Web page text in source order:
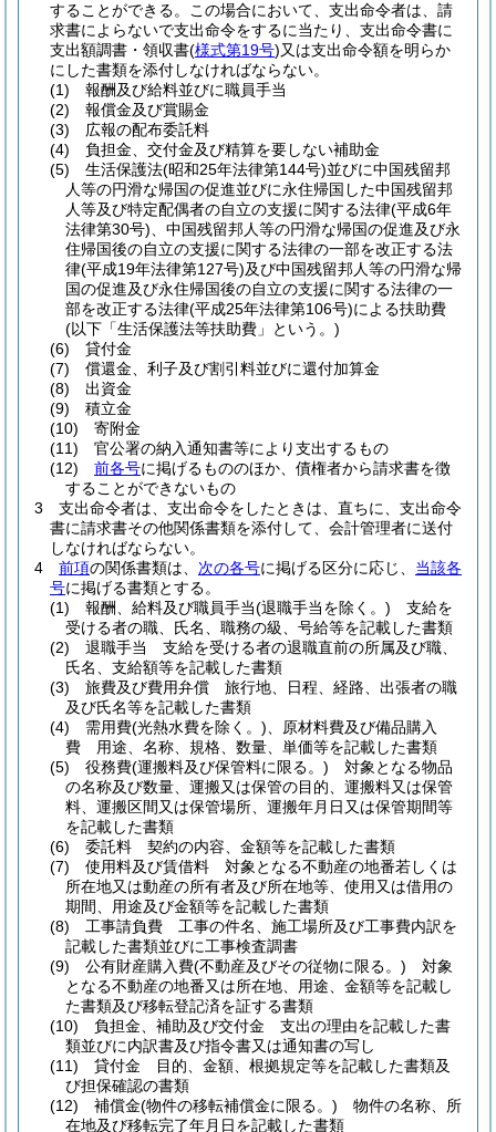
することができる。
この場合において、支出命令者は、請
求書によらないで支出命令をするに当たり、支出命令書に
支出額調書・領収書(様式第19号)又は支出命令額を明らか
にした書類を添付しなければならない。
(1)
報酬及び給料並びに職員手当
(2)
報償金及び賞賜金
(3)
広報の配布委託料
(4)
負担金、交付金及び精算を要しない補助金
(5)
生活保護法(昭和25年法律第144号)並びに中国残留邦
人等の円滑な帰国の促進並びに永住帰国した中国残留邦
人等及び特定配偶者の自立の支援に関する法律(平成6年
法律第30号) 、中国残留邦人等の円滑な帰国の促進及び永
住帰国後の自立の支援に関する法律の一部を改正する法
律(平成19年法律第127号)及び中国残留邦人等の円滑な帰
国の促進及び永住帰国後の自立の支援に関する法律の一
部を改正する法律(平成25年法律第106号)による扶助費
(以下「生活保護法等扶助費」という。)
(6)
貸付金
(7)
償還金、利子及び割引料並びに還付加算金
(8)
出資金
(9)
積立金
(10)
寄附金
(11)
官公署の納入通知書等により支出するもの
(12)
前各号に掲げるもののほか、債権者から請求書を徴
することができないもの
3
支出命令者は、支出命令をしたときは、直ちに、支出命令
書に請求書その他関係書類を添付して、会計管理者に送付
しなければならない。
4
前項の関係書類は、 次の各号に掲げる区分に応じ、 当該各
号に掲げる書類とする。
(1)
報酬、給料及び職員手当(退職手当を除く。) 支給を
受ける者の職、氏名、職務の級、号給等を記載した書類
(2)
退職手当 支給を受ける者の退職直前の所属及び職、
氏名、支給額等を記載した書類
(3)
旅費及び費用弁償 旅行地、日程、経路、出張者の職
及び氏名等を記載した書類
(4)
需用費(光熱水費を除く。) 、原材料費及び備品購入
費 用途、名称、規格、数量、単価等を記載した書類
(5)
役務費(運搬料及び保管料に限る。) 対象となる物品
の名称及び数量、運搬又は保管の目的、運搬料又は保管
料、運搬区間又は保管場所、運搬年月日又は保管期間等
を記載した書類
(6)
委託料 契約の内容、金額等を記載した書類
(7)
使用料及び賃借料 対象となる不動産の地番若しくは
所在地又は動産の所有者及び所在地等、使用又は借用の
期間、用途及び金額等を記載した書類
(8)
工事請負費 工事の件名、施工場所及び工事費内訳を
記載した書類並びに工事検査調書
(9)
公有財産購入費(不動産及びその従物に限る。) 対象
となる不動産の地番又は所在地、用途、金額等を記載し
た書類及び移転登記済を証する書類
(10)
負担金、補助及び交付金 支出の理由を記載した書
類並びに内訳書及び指令書又は通知書の写し
(11)
貸付金 目的、金額、根拠規定等を記載した書類及
び担保確認の書類
(12)
補償金(物件の移転補償金に限る。) 物件の名称、所
在地及び移転完了年月日を記載した書類